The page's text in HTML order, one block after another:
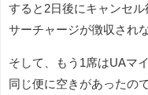
すると2日後にキャンセ
サーチャージが徴収され
そして、もう1席はUAマ
同じ便に空きがあったの